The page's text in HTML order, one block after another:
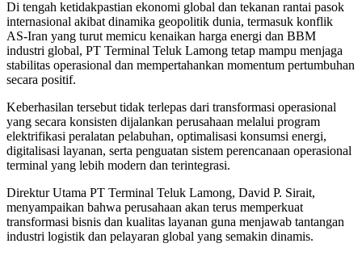
Di tengah ketidakpastian ekonomi global dan tekanan rantai pasok
internasional akibat dinamika geopolitik dunia, termasuk konflik
AS-Iran yang turut memicu kenaikan harga energi dan BBM
industri global, PT Terminal Teluk Lamong tetap mampu menjaga
stabilitas operasional dan mempertahankan momentum pertumbuhan
secara positif.
Keberhasilan tersebut tidak terlepas dari transformasi operasional
yang secara konsisten dijalankan perusahaan melalui program
elektrifikasi peralatan pelabuhan, optimalisasi konsumsi energi,
digitalisasi layanan, serta penguatan sistem perencanaan operasional
terminal yang lebih modern dan terintegrasi.
Direktur Utama PT Terminal Teluk Lamong, David P. Sirait,
menyampaikan bahwa perusahaan akan terus memperkuat
transformasi bisnis dan kualitas layanan guna menjawab tantangan
industri logistik dan pelayaran global yang semakin dinamis.